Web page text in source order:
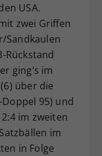
USA.
zwei Griffen
Sandkaulen
Rückstand
ging’s im
über die
Doppel 95) und
2:4 im zweiten
im
in Folge